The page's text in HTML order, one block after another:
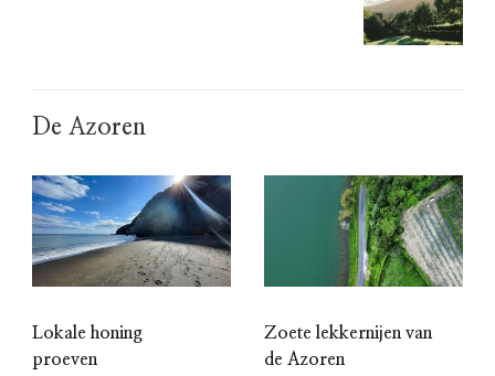
De Azoren
Lokale honing
proeven
Zoete lekkernijen van
de Azoren